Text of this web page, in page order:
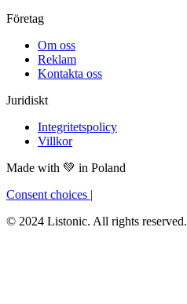
Företag
Om oss
Reklam
Kontakta oss
Juridiskt
Integritetspolicy
Villkor
Made with 💚 in Poland
Consent choices
© 2024 Listonic. All rights reserved.